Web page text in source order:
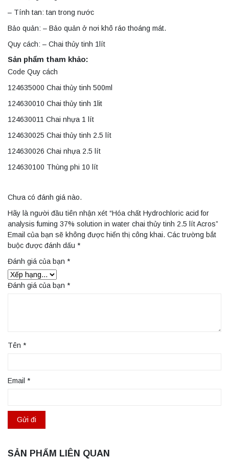
– Tính tan: tan trong nước
Bảo quản: – Bảo quản ở nơi khô ráo thoáng mát.
Quy cách: – Chai thủy tinh 1lít
Sản phẩm tham khảo:
Code Quy cách
124635000 Chai thủy tinh 500ml
124630010 Chai thủy tinh 1lit
124630011 Chai nhựa 1 lít
124630025 Chai thủy tinh 2.5 lít
124630026 Chai nhựa 2.5 lít
124630100 Thùng phi 10 lít
Chưa có đánh giá nào.
Hãy là người đầu tiên nhận xét “Hóa chất Hydrochloric acid for
analysis fuming 37% solution in water chai thủy tinh 2.5 lít Acros”
Email của bạn sẽ không được hiển thị công khai. Các trường bắt
buộc được đánh dấu *
Đánh giá của bạn *
Đánh giá của bạn *
Tên *
Email *
SẢN PHẨM LIÊN QUAN